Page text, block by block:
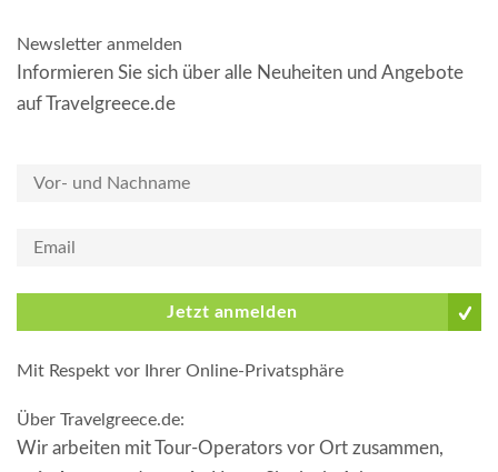
Newsletter anmelden
Informieren Sie sich über alle Neuheiten und Angebote
auf Travelgreece.de
Jetzt anmelden
Mit Respekt vor Ihrer Online-Privatsphäre
Über Travelgreece.de:
Wir arbeiten mit Tour-Operators vor Ort zusammen,